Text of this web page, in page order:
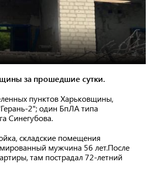
за прошедшие сутки.
пунктов Харьковщины,
2"; один БпЛА типа
Синегубова.
складские помещения
мужчина 56 лет.После
там пострадал 72-летний